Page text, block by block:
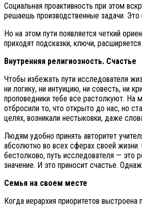
Социальная проактивность при этом
решаешь производственные задачи.
Но на этом пути появляется четкий
приходят подсказки, ключи,
Внутренняя религиозность. Счастье
Чтобы избежать пути исследователя
ни логику, ни интуицию, ни совесть, ни
проповедники тебе все растолкуют.
отбросили то, что открыто до нас, но
целях, возникали нестыковки, даже
Людям удобно принять авторитет
абсолютно во всех сферах своей жизни.
бестолково, путь исследователя — это
значение. И это приносит счастье.
Семья на своем месте
Когда иерархия приоритетов